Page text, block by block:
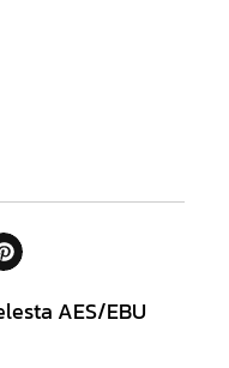
AES/EBU